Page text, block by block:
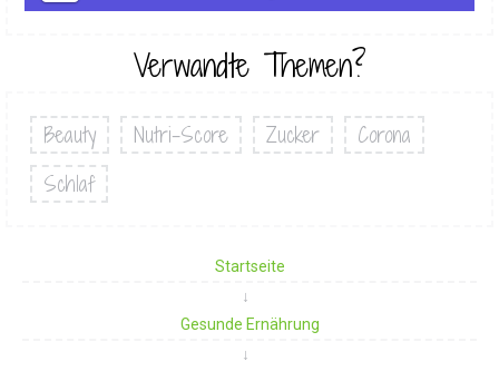
Verwandte Themen?
Beauty Nutri-Score Zucker
Corona
Schlaf
Startseite
Gesunde Ernährung